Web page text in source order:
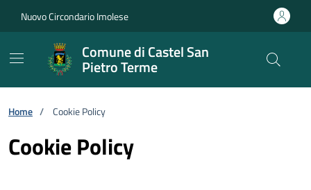
Nuovo Circondario Imolese
Comune di Castel San
Pietro Terme
Home / Cookie Policy
Cookie Policy